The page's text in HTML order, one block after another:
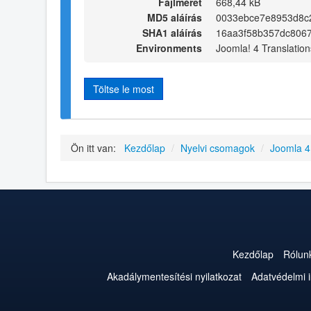
MD5 aláírás
SHA1 aláírás
Environments
Joomla! 4
Töltse le most
Ön itt van: Kezdőlap / Nyelvi csomagok / Joomla
Kezdőlap
Akadálymentesítési nyilatkozat
Adatvédelmi